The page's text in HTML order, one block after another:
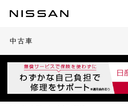
中古車
閉じる
閉じる